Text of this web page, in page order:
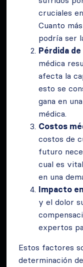
cruciales
Cuanto
podría ser
Pérdida
médica
afecta la
esto se
gana en
médica.
Costos
costos de
futuro
cual es
en una
Impacto
y el dolor
expertos
Estos factores
determinación